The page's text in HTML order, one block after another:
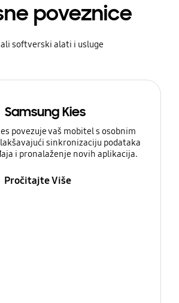
poveznice
softverski alati i usluge
Samsung Kies
povezuje vaš mobitel s osobnim
sinkronizaciju podataka
i pronalaženje novih aplikacija.
Pročitajte Više